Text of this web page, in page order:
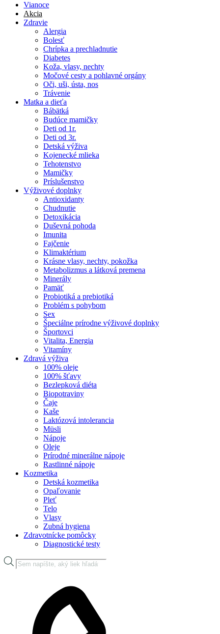
Vianoce
Akcia
Zdravie
Alergia
Bolesť
Chrípka a prechladnutie
Diabetes
Koža, vlasy, nechty
Močové cesty a pohlavné orgány
Oči, uši, ústa, nos
Trávenie
Matka a dieťa
Bábätká
Budúce mamičky
Deti od 1r.
Deti od 3r.
Detská výživa
Kojenecké mlieka
Tehotenstvo
Mamičky
Príslušenstvo
Výživové doplnky
Antioxidanty
Chudnutie
Detoxikácia
Duševná pohoda
Imunita
Fajčenie
Klimaktérium
Krásne vlasy, nechty, pokožka
Metabolizmus a látková premena
Minerály
Pamäť
Probiotiká a prebiotiká
Problém s pohybom
Sex
Špeciálne prírodne výživové doplnky
Športovci
Vitalita, Energia
Vitamíny
Zdravá výživa
100% oleje
100% šťavy
Bezlepková diéta
Biopotraviny
Čaje
Kaše
Laktózová intolerancia
Müsli
Nápoje
Oleje
Prírodné minerálne nápoje
Rastlinné nápoje
Kozmetika
Detská kozmetika
Opaľovanie
Pleť
Telo
Vlasy
Zubná hygiena
Zdravotnícke pomôcky
Diagnostické testy
Products
search